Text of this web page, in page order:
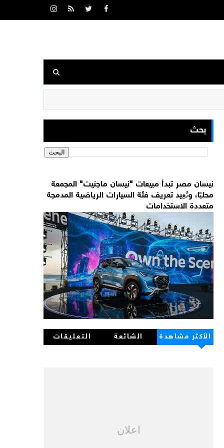
بحث
نيسان مصر تبدأ مبيعات "نيسان ماجنيت" المجمعة
محليًا، وتُعِيد تعريف فئة السيارات الرياضية المدمجة
متعددة الاستخدامات
الأكثر مشاهدة الشائعة التعليقات
اعلان